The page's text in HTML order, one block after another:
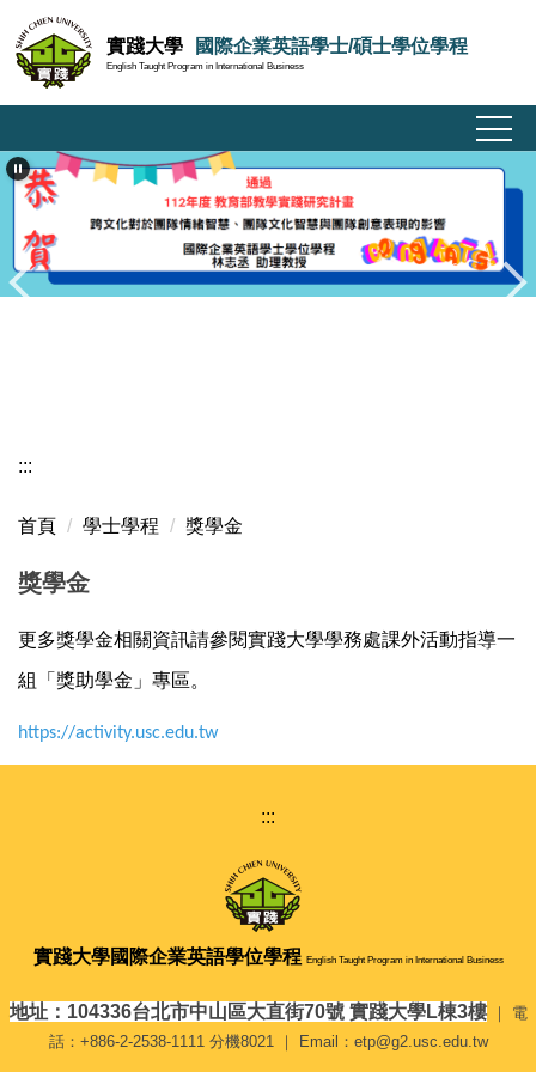
到
主
要
容
區
實踐大學 國際企業英語學士/碩士學位學程
English Taught Program in International Business
:::
首頁 學士學程 獎學金
獎學金
更多獎學金相關資訊請參閱實踐大學學務處課外活動指導一
組「獎助學金」專區。
https://activity.usc.edu.tw
:::
實踐大學國際企業英語學位學程 English Taught Program in International Business
地址：104336台北市中山區大直街70號 實踐大學L棟3樓｜ 電
話：+886-2-2538-1111 分機8021 ｜ Email：etp@g2.usc.edu.tw